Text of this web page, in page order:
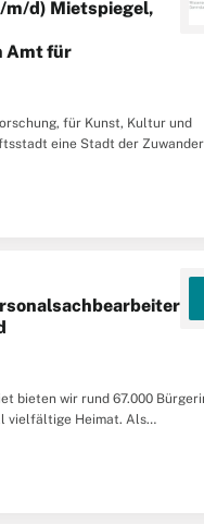
d) Mietspiegel,
Amt für
für Kunst, Kultur und
eine Stadt der
154.002 Einwohner, Tendenz
bieten wir rund 67.000
vielfältige Heimat. Als
die Herausforderungen von